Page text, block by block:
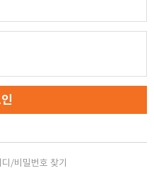
디/비밀번호 찾기